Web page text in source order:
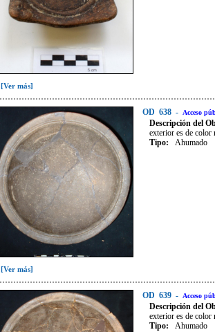
[Ver más]
OD 638 - Acceso
Descripción del
exterior es de color
Tipo: Ahumado
[Ver más]
OD 639 - Acceso
Descripción del
exterior es de color
Tipo: Ahumado